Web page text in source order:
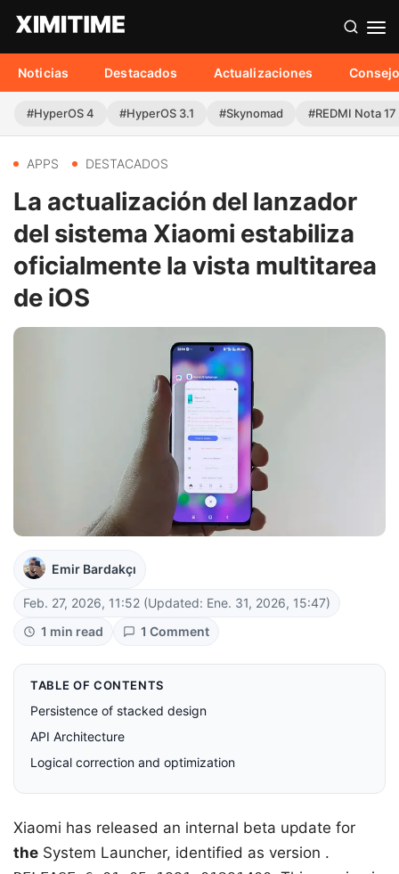
Noticias Destacados Actualizaciones
#HyperOS 4 #HyperOS 3.1 #Skynomad #REDMI Nota 17
APPS DESTACADOS
La actualización del lanzador
del sistema Xiaomi estabiliza
oficialmente la vista multitarea
de iOS
Emir Bardakçı
Feb. 27, 2026, 11:52 (Updated: Ene. 31, 2026, 15:47)
1 min read
1 Comment
TABLE OF CONTENTS
Persistence of stacked design
API Architecture
Logical correction and optimization
Xiaomi has released an internal beta update for
the System Launcher, identified as version .